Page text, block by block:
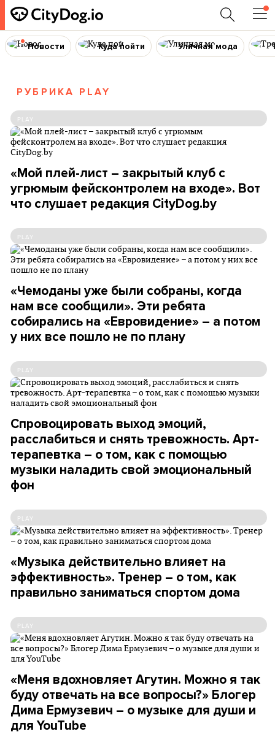
Новости Куда пойти Уличная мода
РУБРИКА PLAY
PLAY
«Мой плей-лист – закрытый клуб с
угрюмым фейсконтролем на входе». Вот
что слушает редакция CityDog.by
PLAY
«Чемоданы уже были собраны, когда
нам все сообщили». Эти ребята
собирались на «Евровидение» – а потом
у них все пошло не по плану
PLAY
Спровоцировать выход эмоций,
расслабиться и снять тревожность. Арт-
терапевтка – о том, как с помощью
музыки наладить свой эмоциональный
фон
PLAY
«Музыка действительно влияет на
эффективность». Тренер – о том, как
правильно заниматься спортом дома
PLAY
«Меня вдохновляет Агутин. Можно я так
буду отвечать на все вопросы?» Блогер
Дима Ермузевич – о музыке для души и
для YouTube